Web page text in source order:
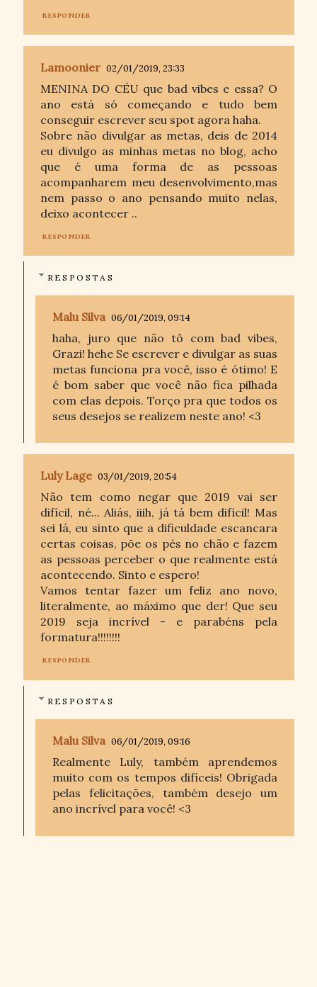
RESPONDER
Lamoonier 02/01/2019, 23:33
MENINA DO CÉU que bad vibes e essa? O
ano está só começando e tudo bem
conseguir escrever seu spot agora haha.
Sobre não divulgar as metas, deis de 2014
eu divulgo as minhas metas no blog, acho
que é uma forma de as pessoas
acompanharem meu desenvolvimento,mas
nem passo o ano pensando muito nelas,
deixo acontecer ..
RESPONDER
RESPOSTAS
Malu Silva 06/01/2019, 09:14
haha, juro que não tô com bad vibes,
Grazi! hehe Se escrever e divulgar as suas
metas funciona pra você, isso é ótimo! E
é bom saber que você não fica pilhada
com elas depois. Torço pra que todos os
seus desejos se realizem neste ano! <3
Luly Lage 03/01/2019, 20:54
Não tem como negar que 2019 vai ser
difícil, né... Aliás, iiih, já tá bem difícil! Mas
sei lá, eu sinto que a dificuldade escancara
certas coisas, põe os pés no chão e fazem
as pessoas perceber o que realmente está
acontecendo. Sinto e espero!
Vamos tentar fazer um feliz ano novo,
literalmente, ao máximo que der! Que seu
2019 seja incrível - e parabéns pela
formatura!!!!!!!!
RESPONDER
RESPOSTAS
Malu Silva 06/01/2019, 09:16
Realmente Luly, também aprendemos
muito com os tempos difíceis! Obrigada
pelas felicitações, também desejo um
ano incrível para você! <3